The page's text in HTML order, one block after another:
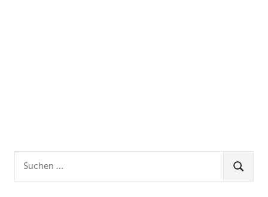
nach:
SUCHEN